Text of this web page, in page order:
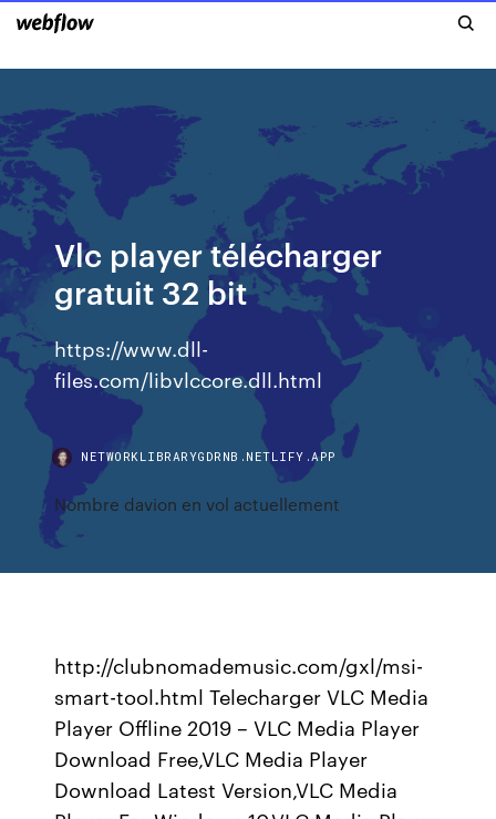
Vlc player télécharger
gratuit 32 bit
https://www.dll-
files.com/libvlccore.dll.html
NETWORKLIBRARYGDRNB.NETLIFY.APP
Nombre davion en vol actuellement
http://clubnomademusic.com/gxl/msi-
smart-tool.html Telecharger VLC Media
Player Offline 2019 – VLC Media Player
Download Free,VLC Media Player
Download Latest Version,VLC Media